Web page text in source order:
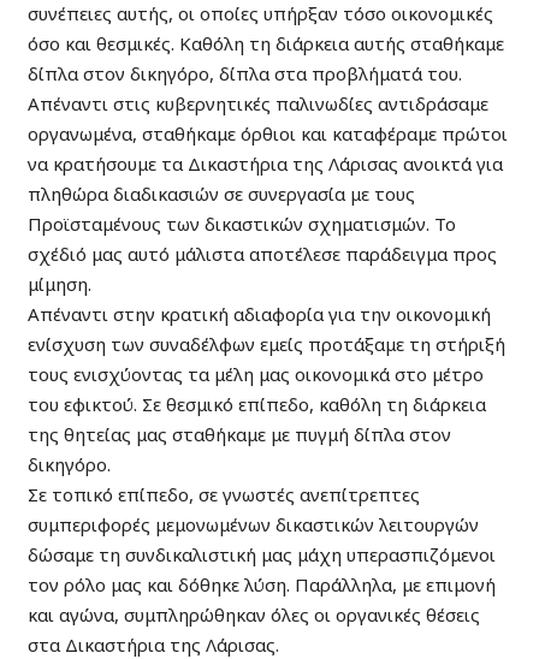
συνέπειες αυτής, οι οποίες υπήρξαν τόσο οικονομικές
όσο και θεσμικές. Καθόλη τη διάρκεια αυτής σταθήκαμε
δίπλα στον δικηγόρο, δίπλα στα προβλήματά του.
Απέναντι στις κυβερνητικές παλινωδίες αντιδράσαμε
οργανωμένα, σταθήκαμε όρθιοι και καταφέραμε πρώτοι
να κρατήσουμε τα Δικαστήρια της Λάρισας ανοικτά για
πληθώρα διαδικασιών σε συνεργασία με τους
Προϊσταμένους των δικαστικών σχηματισμών. Το
σχέδιό μας αυτό μάλιστα αποτέλεσε παράδειγμα προς
μίμηση.
Απέναντι στην κρατική αδιαφορία για την οικονομική
ενίσχυση των συναδέλφων εμείς προτάξαμε τη στήριξή
τους ενισχύοντας τα μέλη μας οικονομικά στο μέτρο
του εφικτού. Σε θεσμικό επίπεδο, καθόλη τη διάρκεια
της θητείας μας σταθήκαμε με πυγμή δίπλα στον
δικηγόρο.
Σε τοπικό επίπεδο, σε γνωστές ανεπίτρεπτες
συμπεριφορές μεμονωμένων δικαστικών λειτουργών
δώσαμε τη συνδικαλιστική μας μάχη υπερασπιζόμενοι
τον ρόλο μας και δόθηκε λύση. Παράλληλα, με επιμονή
και αγώνα, συμπληρώθηκαν όλες οι οργανικές θέσεις
στα Δικαστήρια της Λάρισας.